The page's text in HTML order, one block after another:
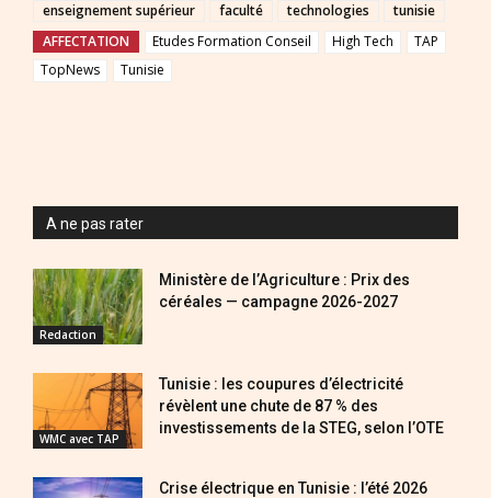
enseignement supérieur
faculté technologies
tunisie
AFFECTATION
Etudes Formation Conseil High Tech
TAP
TopNews
Tunisie
A ne pas rater
Redaction
Ministère de l’Agriculture : Prix des
céréales — campagne 2026-2027
WMC avec TAP
Tunisie : les coupures d’électricité
révèlent une chute de 87 % des
investissements de la STEG, selon l’OTE
Crise électrique en Tunisie : l’été 2026